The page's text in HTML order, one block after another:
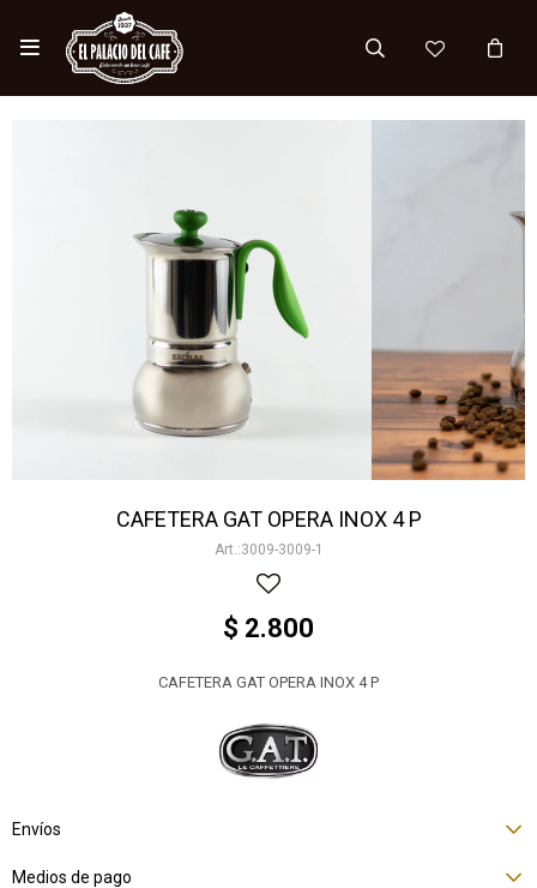

CAFETERA GAT OPERA INOX 4 P
3009-3009-1
$ 2.800
CAFETERA GAT OPERA INOX 4 P
Envíos
Medios de pago